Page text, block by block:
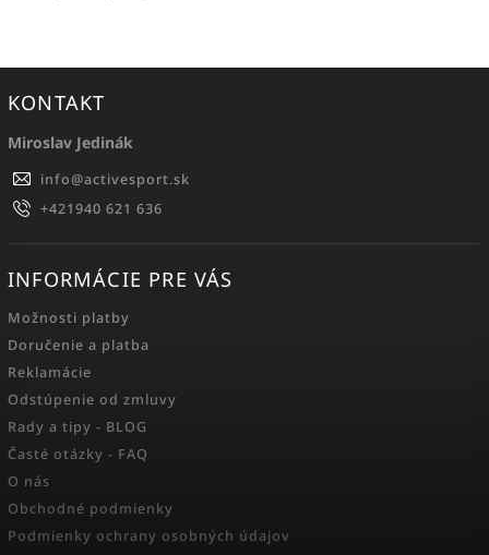
KONTAKT
Miroslav Jedinák
info@activesport.sk
+421940 621 636
INFORMÁCIE PRE VÁS
Možnosti platby
Doručenie a platba
Reklamácie
Odstúpenie od zmluvy
Rady a tipy - BLOG
Časté otázky - FAQ
O nás
Obchodné podmienky
Podmienky ochrany osobných údajov